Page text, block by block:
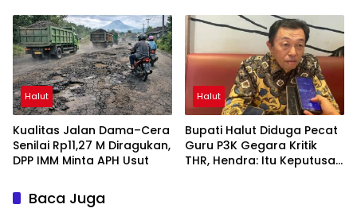
Halut
Kualitas Jalan Dama–Cera
Senilai Rp11,27 M Diragukan,
DPP IMM Minta APH Usut
Halut
Bupati Halut Diduga Pecat
Guru P3K Gegara Kritik
THR, Hendra: Itu Keputusan
Baca Juga